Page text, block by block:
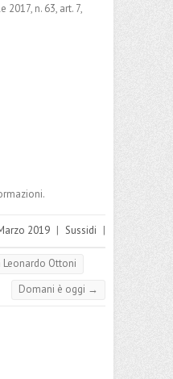
n. 63, art. 7,
2019 | Sussidi |
Ottoni
Domani è oggi →